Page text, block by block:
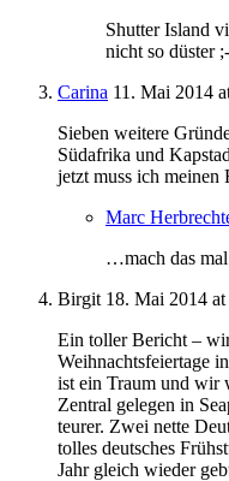
Shutter Island
nicht so düster
Carina 11. Mai 2014
Sieben weitere
Südafrika und
jetzt muss ich
Marc
…mach das
Birgit 18. Mai 2014
Ein toller Bericht –
Weihnachtsfeiertage
ist ein Traum und wir
Zentral gelegen in
teurer. Zwei nette
tolles deutsches
Jahr gleich wieder